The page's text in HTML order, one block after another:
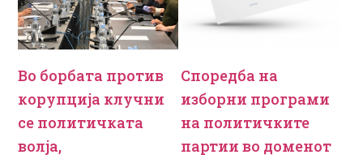
Во борбата против
корупција клучни
се политичката
волја,
Споредба на
изборни програми
на политичките
партии во доменот